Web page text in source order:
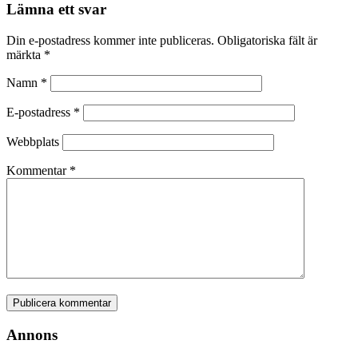
Lämna ett svar
Din e-postadress kommer inte publiceras. Obligatoriska fält är
märkta *
Namn *
E-postadress *
Webbplats
Kommentar *
Annons